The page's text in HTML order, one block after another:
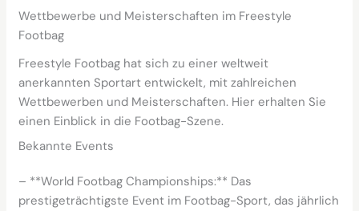
Wettbewerbe und Meisterschaften im Freestyle
Footbag
Freestyle Footbag hat sich zu einer weltweit
anerkannten Sportart entwickelt, mit zahlreichen
Wettbewerben und Meisterschaften. Hier erhalten Sie
einen Einblick in die Footbag-Szene.
Bekannte Events
– **World Footbag Championships:** Das
prestigeträchtigste Event im Footbag-Sport, das jährlich